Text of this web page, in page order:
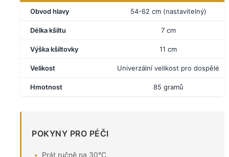
Obvod hlavy 54-62 cm (nastavitelný)
Délka kšiltu 7 cm
Výška kšiltovky 11 cm
Velikost Univerzální velikost pro dospělé
Hmotnost 85 gramů
POKYNY PRO PÉČI
Prát ručně na 30°C